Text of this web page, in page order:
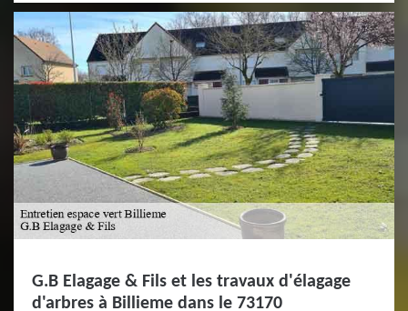
G.B Elagage & Fils et les travaux d'élagage
d'arbres à Billieme dans le 73170